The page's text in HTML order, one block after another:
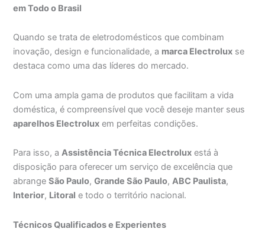
em Todo o Brasil
Quando se trata de eletrodomésticos que combinam
inovação, design e funcionalidade, a marca Electrolux se
destaca como uma das líderes do mercado.
Com uma ampla gama de produtos que facilitam a vida
doméstica, é compreensível que você deseje manter seus
aparelhos Electrolux em perfeitas condições.
Para isso, aAssistência Técnica Electrolux está à
disposição para oferecer um serviço de excelência que
abrangeSão Paulo,Grande São Paulo,ABC Paulista,
Interior, Litoral e todo o território nacional.
Técnicos Qualificados e Experientes